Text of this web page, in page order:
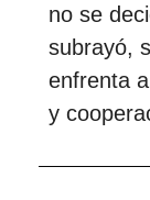
no se
subrayó,
enfrenta
y